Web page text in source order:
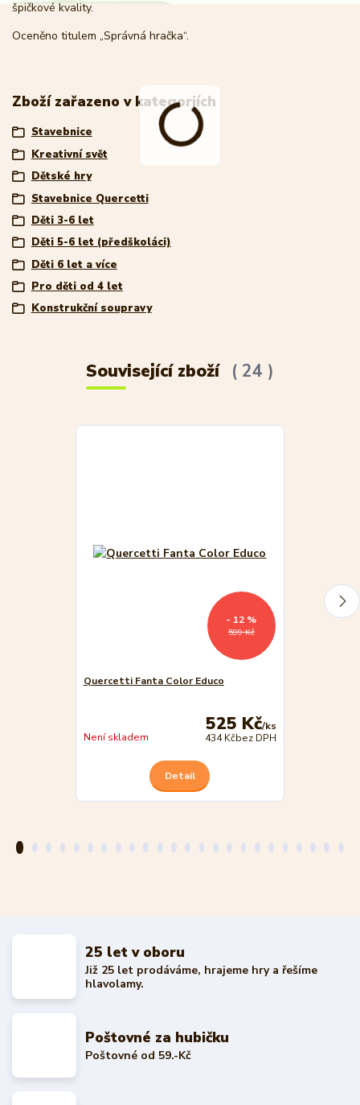
špičkové kvality.
Oceněno titulem „Správná hračka“.
Zboží zařazeno v kategoriích
Stavebnice
Kreativní svět
Dětské hry
Stavebnice Quercetti
Děti 3-6 let
Děti 5-6 let (předškoláci)
Děti 6 let a více
Pro děti od 4 let
Konstrukční soupravy
Související zboží 24
599 Kč
- 12 %
Quercetti Fanta Color Educo
525 Kč/ks
434 Kčbez DPH
Není skladem
Detail
25 let v oboru
Již 25 let prodáváme, hrajeme hry a řešíme
hlavolamy.
Poštovné za hubičku
Poštovné od 59.-Kč